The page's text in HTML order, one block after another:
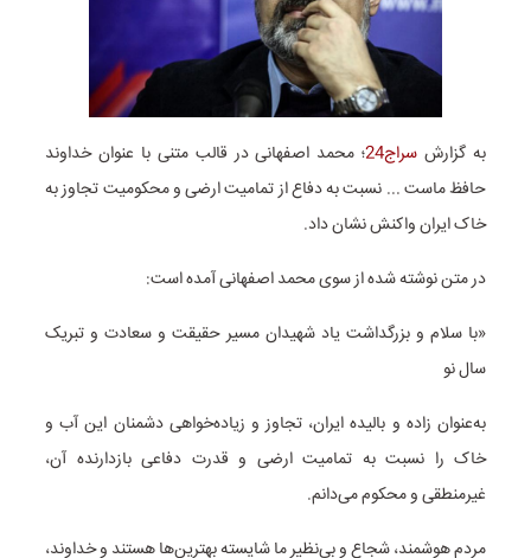
به گزارش سراج24
؛ محمد اصفهانی در قالب متنی با عنوان خداوند
حافظ ماست ... نسبت به دفاع از تمامیت ارضی و محکومیت تجاوز به
خاک ایران واکنش نشان داد.
در متن نوشته شده از سوی محمد اصفهانی آمده است:
«با سلام و بزرگداشت یاد شهیدان مسیر حقیقت و سعادت و تبریک
سال نو
به‌عنوان زاده و بالیده ایران، تجاوز و زیاده‌خواهی دشمنان این آب و
خاک را نسبت به تمامیت ارضی و قدرت دفاعی بازدارنده آن،
غیرمنطقی و محکوم می‌دانم.
مردم هوشمند، شجاع و بی‌نظیر ما شایسته بهترین‌ها هستند و خداوند،